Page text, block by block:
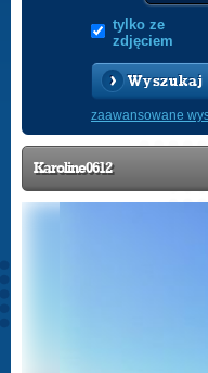
tylko ze
zdjęciem
Wyszukaj
zaawansowane
Karoline0612